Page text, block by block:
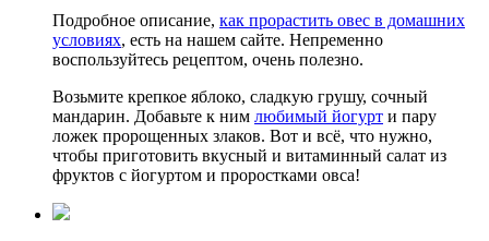
Подробное описание, как прорастить овес в домашних
условиях, есть на нашем сайте. Непременно
воспользуйтесь рецептом, очень полезно.
Возьмите крепкое яблоко, сладкую грушу, сочный
мандарин. Добавьте к ним любимый йогурт и пару
ложек пророщенных злаков. Вот и всё, что нужно,
чтобы приготовить вкусный и витаминный салат из
фруктов с йогуртом и проростками овса!